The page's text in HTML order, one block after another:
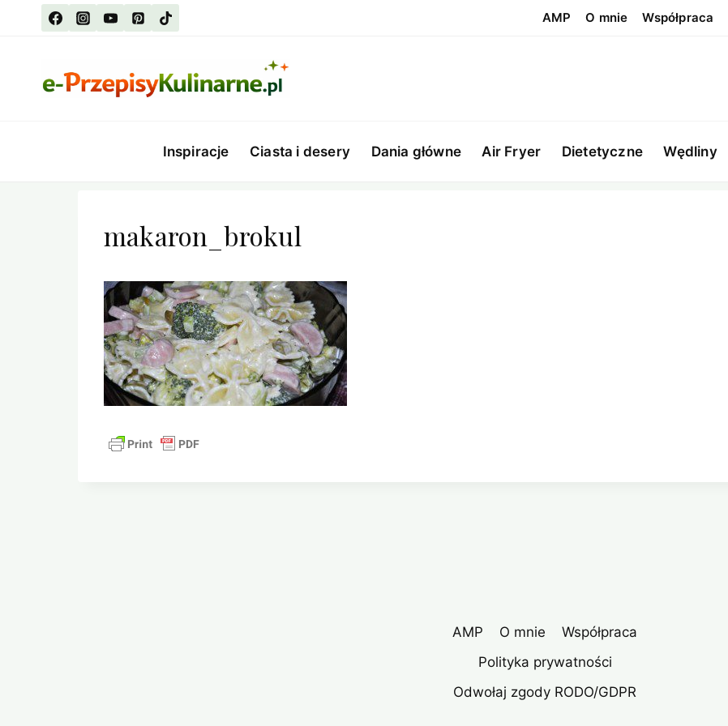
AMP O mnie Współpraca
Inspiracje Ciasta i desery Dania główne Air Fryer Dietetyczne Wędliny
makaron_brokul
AMP O mnie
Współpraca
Polityka prywatności
Odwołaj zgody RODO/GDPR